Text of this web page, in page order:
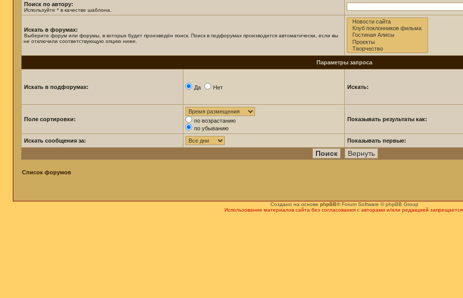
Поиск по автору:
Используйте * в качестве шаблона.
Искать в форумах:
Выберите форум или форумы, в которых будет произведён поиск. Поиск в подфорумах производится автоматически, если вы
не отключили соответствующую опцию ниже.
Параметры запроса
Искать в подфорумах: Да Нет Искать:
Поле сортировки:
по возрастанию
по убыванию
Показывать результаты как:
Искать сообщения за: Показывать первые:
Список форумов
Создано на основе phpBB® Forum Software © phpBB Group
Использование материалов сайта без согласования с авторами и/или редакцией запрещается.